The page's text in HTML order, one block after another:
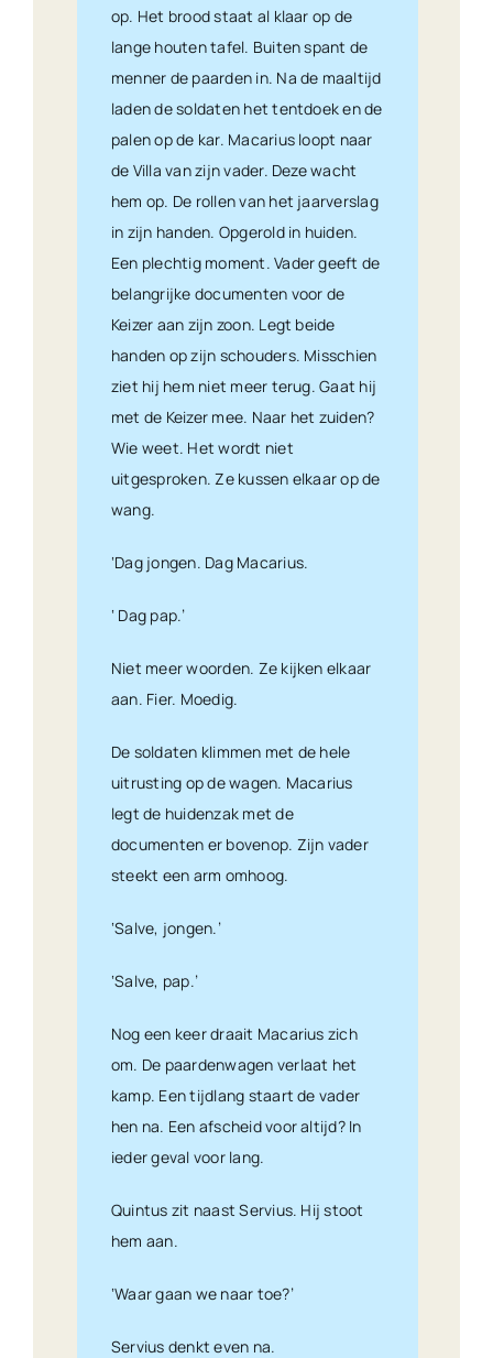
op. Het brood staat al klaar op de
lange houten tafel. Buiten spant de
menner de paarden in. Na de maaltijd
laden de soldaten het tentdoek en de
palen op de kar. Macarius loopt naar
de Villa van zijn vader. Deze wacht
hem op. De rollen van het jaarverslag
in zijn handen. Opgerold in huiden.
Een plechtig moment. Vader geeft de
belangrijke documenten voor de
Keizer aan zijn zoon. Legt beide
handen op zijn schouders. Misschien
ziet hij hem niet meer terug. Gaat hij
met de Keizer mee. Naar het zuiden?
Wie weet. Het wordt niet
uitgesproken. Ze kussen elkaar op de
wang.
‘Dag jongen. Dag Macarius.
‘ Dag pap.’
Niet meer woorden. Ze kijken elkaar
aan. Fier. Moedig.
De soldaten klimmen met de hele
uitrusting op de wagen. Macarius
legt de huidenzak met de
documenten er bovenop. Zijn vader
steekt een arm omhoog.
‘Salve, jongen.’
‘Salve, pap.’
Nog een keer draait Macarius zich
om. De paardenwagen verlaat het
kamp. Een tijdlang staart de vader
hen na. Een afscheid voor altijd? In
ieder geval voor lang.
Quintus zit naast Servius. Hij stoot
hem aan.
‘Waar gaan we naar toe?’
Servius denkt even na.